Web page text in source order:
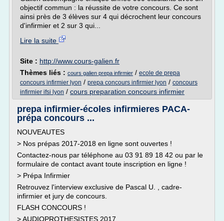
objectif commun : la réussite de votre concours. Ce sont
ainsi près de 3 élèves sur 4 qui décrochent leur concours
d'infirmier et 2 sur 3 qui...
Lire la suite
Site : http://www.cours-galien.fr
Thèmes liés : cours galien prepa infirmier / ecole de prepa
concours infirmier lyon / prepa concours infirmier lyon / concours
infirmier ifsi lyon / cours preparation concours infirmier
prepa infirmier-écoles infirmieres PACA-
prépa concours ...
NOUVEAUTES
> Nos prépas 2017-2018 en ligne sont ouvertes !
Contactez-nous par téléphone au 03 91 89 18 42 ou par le
formulaire de contact avant toute inscription en ligne !
> Prépa Infirmier
Retrouvez l'interview exclusive de Pascal U. , cadre-
infirmier et jury de concours.
FLASH CONCOURS !
> AUDIOPROTHESISTES 2017